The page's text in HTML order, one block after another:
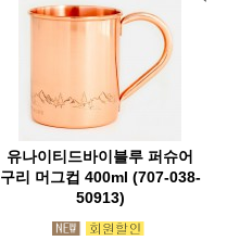
유나이티드바이블루 퍼슈어
구리 머그컵 400ml (707-038-
50913)